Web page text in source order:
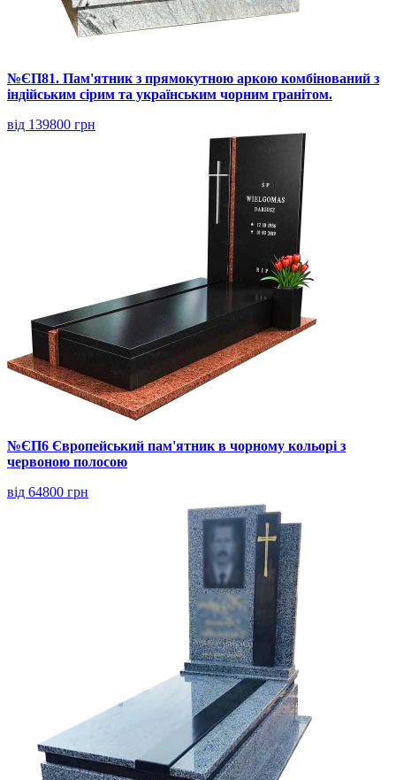
№ЄП81. Пам'ятник з прямокутною аркою комбінований з
індійським сірим та українським чорним гранітом.
від 139800 грн
№ЄП6 Європейський пам'ятник в чорному кольорі з
червоною полосою
від 64800 грн